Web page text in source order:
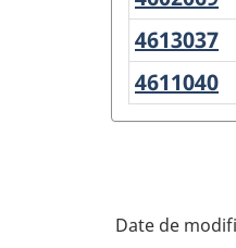
Variante
de
la
CGT
4613037
4611040
Date de